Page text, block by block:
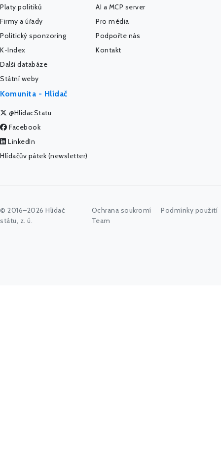
Platy politiků
Firmy a úřady
Politický sponzoring
K-Index
Další databáze
Státní weby
AI a MCP server
Pro média
Podpořte nás
Kontakt
Komunita - Hlídač
@HlidacStatu
Facebook
LinkedIn
Hlídačův pátek (newsletter)
© 2016–2026 Hlídač
státu, z. ú.
Ochrana soukromí
Podmínky použití
Team